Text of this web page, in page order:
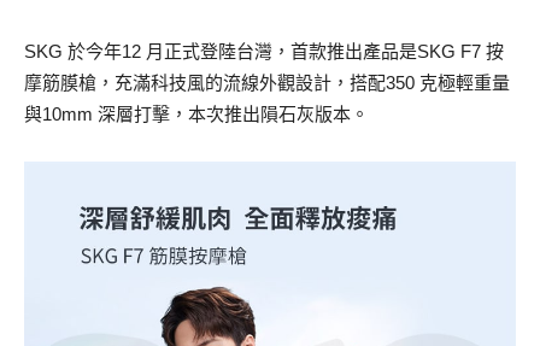
SKG 於今年12 月正式登陸台灣，首款推出產品是SKG F7 按
摩筋膜槍，充滿科技風的流線外觀設計，搭配350 克極輕重量
與10mm 深層打擊，本次推出隕石灰版本。